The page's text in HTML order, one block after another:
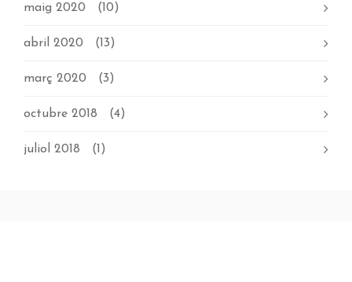
maig 2020 (10)
abril 2020 (13)
març 2020 (3)
octubre 2018 (4)
juliol 2018 (1)